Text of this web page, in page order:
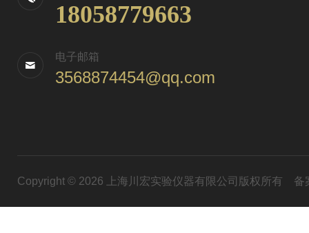
18058779663
电子邮箱
3568874454@qq.com
Copyright © 2026 上海川宏实验仪器有限公司版权所有 备